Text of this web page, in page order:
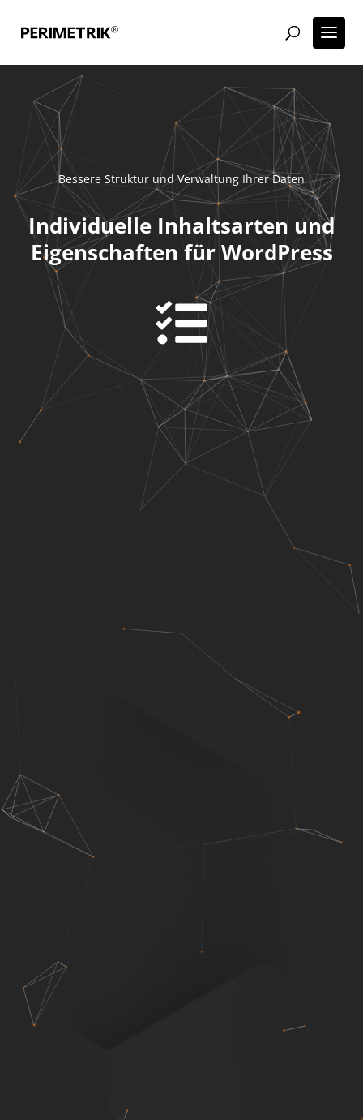
Bessere Struktur und Verwaltung Ihrer Daten
Individuelle Inhaltsarten und
Eigenschaften für WordPress